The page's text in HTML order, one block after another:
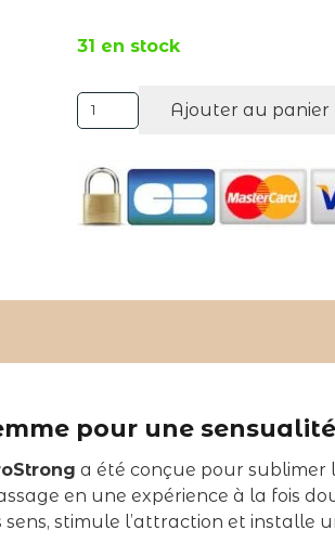
31 en stock
quantité
de
DE
MASSAGE
PHÉROMONES
Ajouter au panier
Alternative:
pour une
a été conçue pour sublimer
en une expérience à la fois
sens, stimule l’attraction et